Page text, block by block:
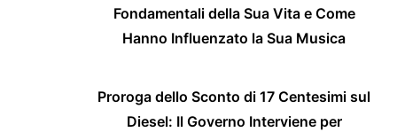
Fondamentali della Sua Vita e Come
Hanno Influenzato la Sua Musica
Proroga dello Sconto di 17 Centesimi sul
Diesel: Il Governo Interviene per